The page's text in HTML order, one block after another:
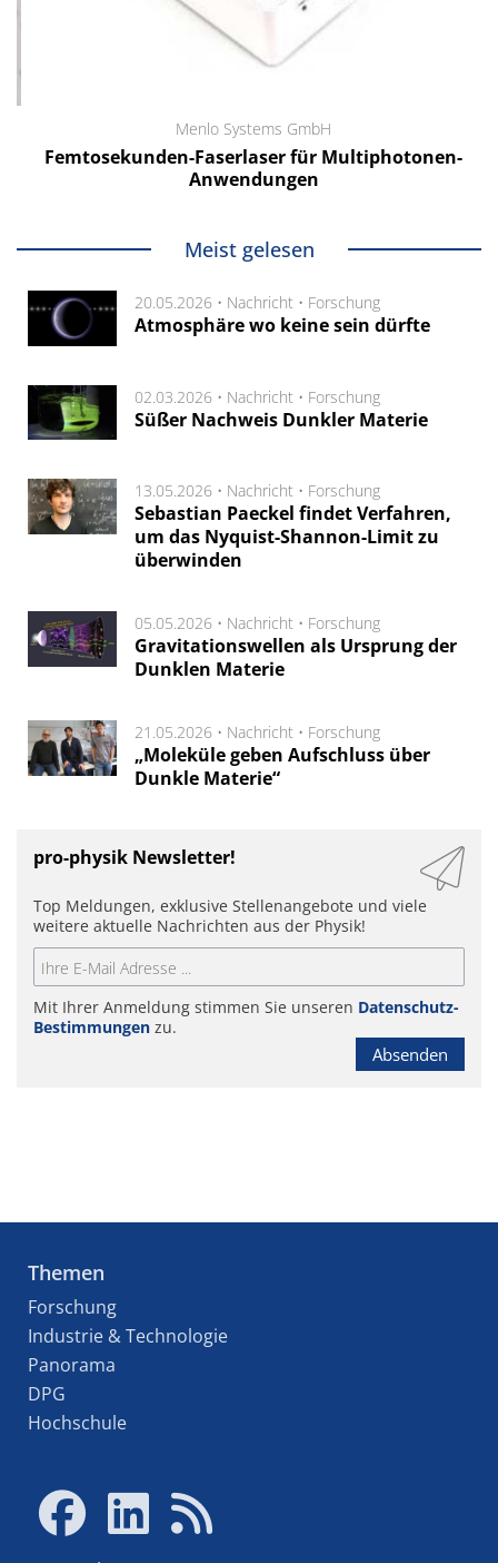
Menlo Systems GmbH
Femtosekunden-Faserlaser für Multiphotonen-
Anwendungen
Meist gelesen
20.05.2026 • Nachricht • Forschung
Atmosphäre wo keine sein dürfte
02.03.2026 • Nachricht • Forschung
Süßer Nachweis Dunkler Materie
13.05.2026 • Nachricht • Forschung
Sebastian Paeckel findet Verfahren,
um das Nyquist-Shannon-Limit zu
überwinden
05.05.2026 • Nachricht • Forschung
Gravitationswellen als Ursprung der
Dunklen Materie
21.05.2026 • Nachricht • Forschung
„Moleküle geben Aufschluss über
Dunkle Materie“
pro-physik Newsletter!
Top Meldungen, exklusive Stellenangebote und viele
weitere aktuelle Nachrichten aus der Physik!
Mit Ihrer Anmeldung stimmen Sie unseren Datenschutz-
Bestimmungen zu.
Absenden
Themen
Forschung
Industrie & Technologie
Panorama
DPG
Hochschule